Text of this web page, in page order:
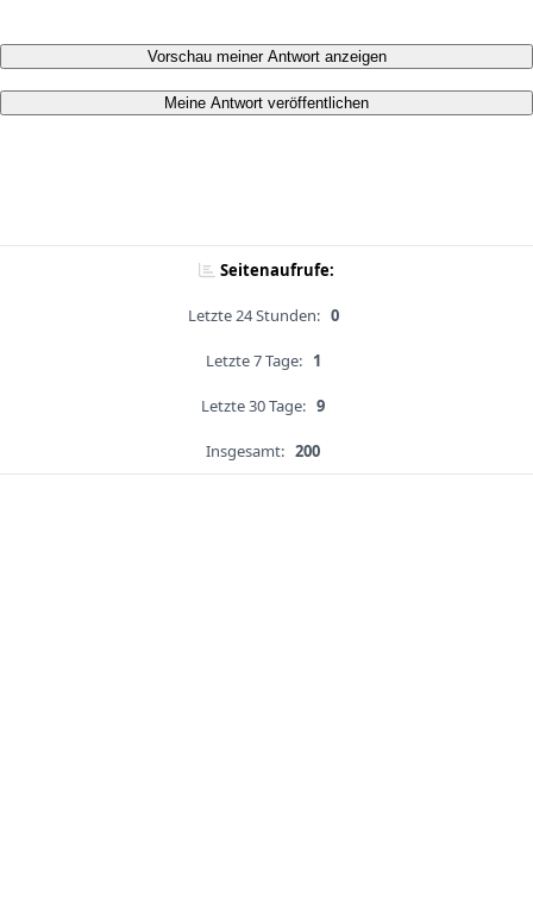
Vorschau meiner Antwort anzeigen
Meine Antwort veröffentlichen
Seitenaufrufe:
Letzte 24 Stunden: 0
Letzte 7 Tage: 1
Letzte 30 Tage: 9
Insgesamt: 200